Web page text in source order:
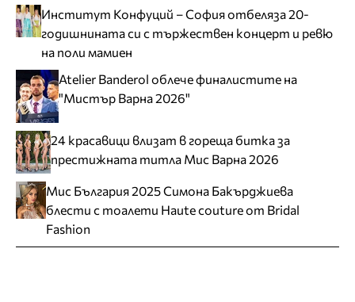
Институт Конфуций – София отбеляза 20-
годишнината си с тържествен концерт и ревю
на поли мамиен
Atelier Banderol облече финалистите на
"Мистър Варна 2026"
24 красавици влизат в гореща битка за
престижната титла Мис Варна 2026
Мис България 2025 Симона Бакърджиева
блести с тоалети Haute couture от Bridal
Fashion